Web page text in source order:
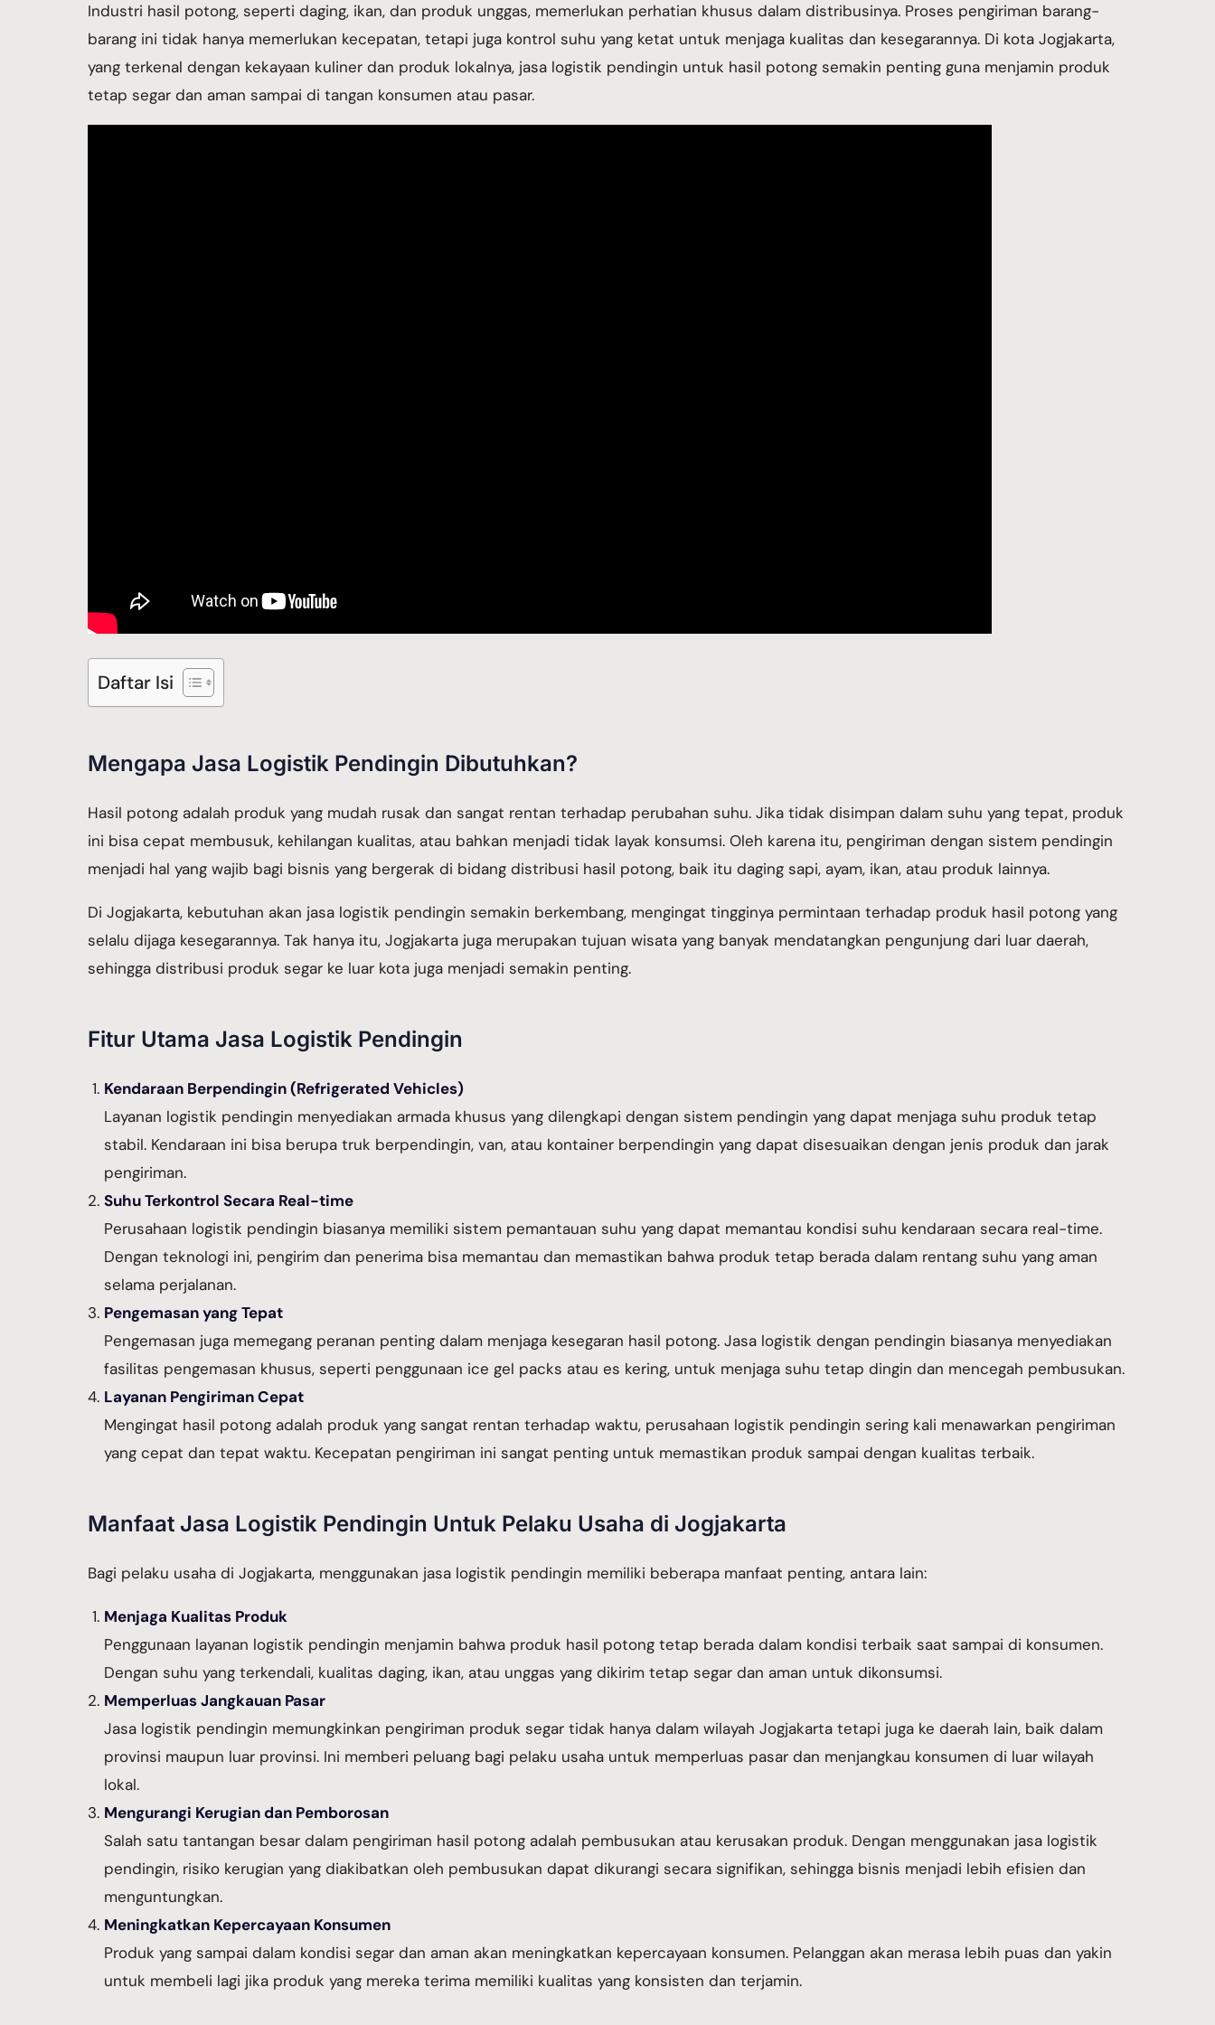
Industri hasil potong, seperti daging, ikan, dan produk unggas, memerlukan perhatian khusus dalam distribusinya. Proses pengiriman barang-
barang ini tidak hanya memerlukan kecepatan, tetapi juga kontrol suhu yang ketat untuk menjaga kualitas dan kesegarannya. Di kota Jogjakarta,
yang terkenal dengan kekayaan kuliner dan produk lokalnya, jasa logistik pendingin untuk hasil potong semakin penting guna menjamin produk
tetap segar dan aman sampai di tangan konsumen atau pasar.
Daftar Isi
Mengapa Jasa Logistik Pendingin Dibutuhkan?
Hasil potong adalah produk yang mudah rusak dan sangat rentan terhadap perubahan suhu. Jika tidak disimpan dalam suhu yang tepat, produk
ini bisa cepat membusuk, kehilangan kualitas, atau bahkan menjadi tidak layak konsumsi. Oleh karena itu, pengiriman dengan sistem pendingin
menjadi hal yang wajib bagi bisnis yang bergerak di bidang distribusi hasil potong, baik itu daging sapi, ayam, ikan, atau produk lainnya.
Di Jogjakarta, kebutuhan akan jasa logistik pendingin semakin berkembang, mengingat tingginya permintaan terhadap produk hasil potong yang
selalu dijaga kesegarannya. Tak hanya itu, Jogjakarta juga merupakan tujuan wisata yang banyak mendatangkan pengunjung dari luar daerah,
sehingga distribusi produk segar ke luar kota juga menjadi semakin penting.
Fitur Utama Jasa Logistik Pendingin
Kendaraan Berpendingin (Refrigerated Vehicles)
Layanan logistik pendingin menyediakan armada khusus yang dilengkapi dengan sistem pendingin yang dapat menjaga suhu produk tetap
stabil. Kendaraan ini bisa berupa truk berpendingin, van, atau kontainer berpendingin yang dapat disesuaikan dengan jenis produk dan jarak
pengiriman.
Suhu Terkontrol Secara Real-time
Perusahaan logistik pendingin biasanya memiliki sistem pemantauan suhu yang dapat memantau kondisi suhu kendaraan secara real-time.
Dengan teknologi ini, pengirim dan penerima bisa memantau dan memastikan bahwa produk tetap berada dalam rentang suhu yang aman
selama perjalanan.
Pengemasan yang Tepat
Pengemasan juga memegang peranan penting dalam menjaga kesegaran hasil potong. Jasa logistik dengan pendingin biasanya menyediakan
fasilitas pengemasan khusus, seperti penggunaan ice gel packs atau es kering, untuk menjaga suhu tetap dingin dan mencegah pembusukan.
Layanan Pengiriman Cepat
Mengingat hasil potong adalah produk yang sangat rentan terhadap waktu, perusahaan logistik pendingin sering kali menawarkan pengiriman
yang cepat dan tepat waktu. Kecepatan pengiriman ini sangat penting untuk memastikan produk sampai dengan kualitas terbaik.
Manfaat Jasa Logistik Pendingin Untuk Pelaku Usaha di Jogjakarta
Bagi pelaku usaha di Jogjakarta, menggunakan jasa logistik pendingin memiliki beberapa manfaat penting, antara lain:
Menjaga Kualitas Produk
Penggunaan layanan logistik pendingin menjamin bahwa produk hasil potong tetap berada dalam kondisi terbaik saat sampai di konsumen.
Dengan suhu yang terkendali, kualitas daging, ikan, atau unggas yang dikirim tetap segar dan aman untuk dikonsumsi.
Memperluas Jangkauan Pasar
Jasa logistik pendingin memungkinkan pengiriman produk segar tidak hanya dalam wilayah Jogjakarta tetapi juga ke daerah lain, baik dalam
provinsi maupun luar provinsi. Ini memberi peluang bagi pelaku usaha untuk memperluas pasar dan menjangkau konsumen di luar wilayah
lokal.
Mengurangi Kerugian dan Pemborosan
Salah satu tantangan besar dalam pengiriman hasil potong adalah pembusukan atau kerusakan produk. Dengan menggunakan jasa logistik
pendingin, risiko kerugian yang diakibatkan oleh pembusukan dapat dikurangi secara signifikan, sehingga bisnis menjadi lebih efisien dan
menguntungkan.
Meningkatkan Kepercayaan Konsumen
Produk yang sampai dalam kondisi segar dan aman akan meningkatkan kepercayaan konsumen. Pelanggan akan merasa lebih puas dan yakin
untuk membeli lagi jika produk yang mereka terima memiliki kualitas yang konsisten dan terjamin.